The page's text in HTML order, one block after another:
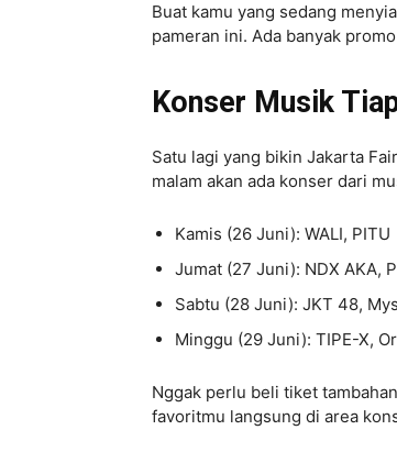
Buat kamu yang sedang
pameran ini. Ada banyak
Konser Musik
Satu lagi yang bikin Jakarta
malam akan ada konser dari
Kamis (26 Juni): WALI, PITU
Jumat (27 Juni): NDX AKA,
Sabtu (28 Juni): JKT 48,
Minggu (29 Juni): TIPE-X,
Nggak perlu beli tiket
favoritmu langsung di area